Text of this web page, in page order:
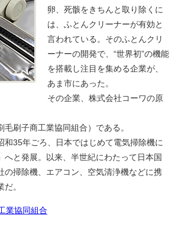
卵、死骸をきちんと取り除くに
は、ふとんクリーナーが有効と
言われている。そのふとんクリ
ーナーの開発で、“世界初”の機能
を搭載し注目を集める企業が、
あま市にあった。
その企業、株式会社コーワの原
刷子商工業協同組合）である。
和35年ごろ、日本ではじめて電気掃除機に
へと発展。以来、半世紀にわたって日本国
の掃除機、エアコン、空気清浄機などに携
。
業協同組合